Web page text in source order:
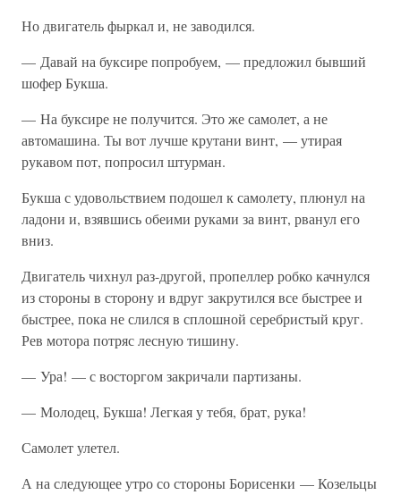
Но двигатель фыркал и, не заводился.
— Давай на буксире попробуем, — предложил бывший
шофер Букша.
— На буксире не получится. Это же самолет, а не
автомашина. Ты вот лучше крутани винт, — утирая
рукавом пот, попросил штурман.
Букша с удовольствием подошел к самолету, плюнул на
ладони и, взявшись обеими руками за винт, рванул его
вниз.
Двигатель чихнул раз-другой, пропеллер робко качнулся
из стороны в сторону и вдруг закрутился все быстрее и
быстрее, пока не слился в сплошной серебристый круг.
Рев мотора потряс лесную тишину.
— Ура! — с восторгом закричали партизаны.
— Молодец, Букша! Легкая у тебя, брат, рука!
Самолет улетел.
А на следующее утро со стороны Борисенки — Козельцы